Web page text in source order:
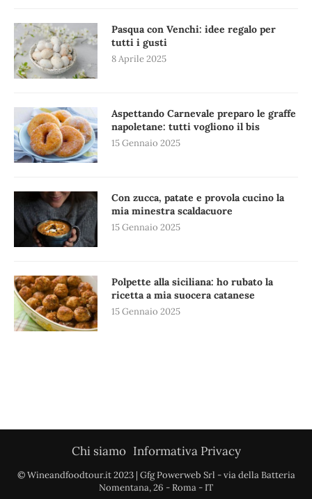
Pasqua con Venchi: idee regalo per
tutti i gusti
8 Aprile 2025
Aspettando Carnevale preparo le graffe
napoletane: tutti vogliono il bis
15 Gennaio 2025
Con zucca, patate e provola cucino la
mia minestra scaldacuore
15 Gennaio 2025
Polpette alla siciliana: ho rubato la
ricetta a mia suocera catanese
15 Gennaio 2025
Chi siamo Informativa Privacy
© Wineandfoodtour.it 2023 | Gfg Powerweb Srl - via della Batteria
Nomentana, 26 - Roma - IT